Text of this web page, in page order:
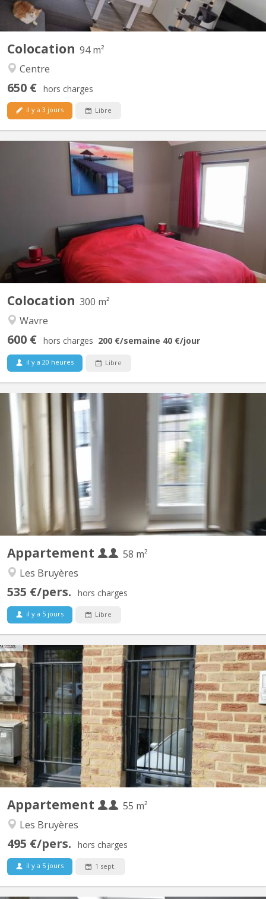
Colocation 94 m²
Centre
650 € hors charges
il y a 3 jours Libre
Colocation 300 m²
Wavre
600 € hors charges 200 €/semaine 40 €/jour
il y a 20 heures Libre
KV 1330
Régent en éducation physique loue chambre(lit double) dans une
belle villa pour UNIQUEMENT étudiant(e), stagiaire sérieux(se) et
soigneux(se). Salle de douche privatisée, TV, Wi-fi, fitness, grand
jardin, bureau, Lave linge, parking privé. Endroit calme, idéal pour
étudier. A 8 min...
Appartement
58 m²
Les Bruyères
535 €/pers. hors charges
il y a 5 jours Libre
Appartement tout confort aux Bruyères composé de : - Grande
chambre séparée et une autre pièce/bureau ou ch. avec meubles
à disposition. - Salon et Sam meublés, - WC séparé avec lave-
mains, tablette et miroir - Cuisine équipée avec grand four
électrique, 4 taques électrique Indiction, frigo,...
Appartement
55 m²
Les Bruyères
495 €/pers. hors charges
il y a 5 jours 1 sept.
KV 2081
Appartement lumineux de 56m2 disponible, et possible pour 2
personnes ou couple. Un salon meublé avec 2 divans-lits, tapis et
table de salon et rangé table-bureau; une grande chambre avec 2
lits (1 grand 2 personnes et 1personne), 2 placards de
rangement, et bureau avec fauteuil ; cuisine équipée...